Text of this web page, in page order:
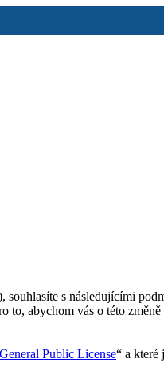
s následujícími
abychom vás o této
General Public License“ a které